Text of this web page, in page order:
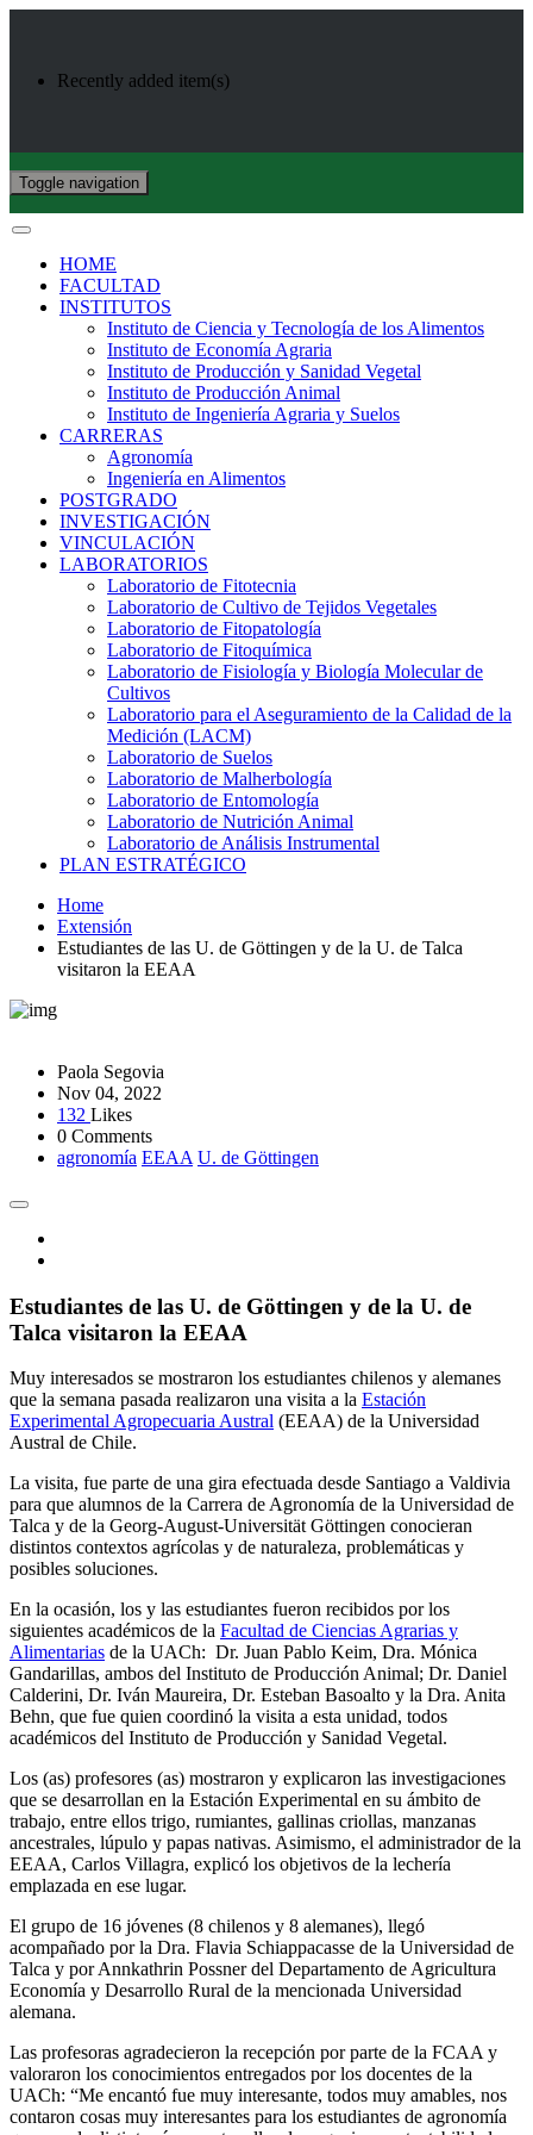
Recently added item(s)
Toggle navigation
HOME
FACULTAD
INSTITUTOS
Instituto de Ciencia y Tecnología de los Alimentos
Instituto de Economía Agraria
Instituto de Producción y Sanidad Vegetal
Instituto de Producción Animal
Instituto de Ingeniería Agraria y Suelos
CARRERAS
Agronomía
Ingeniería en Alimentos
POSTGRADO
INVESTIGACIÓN
VINCULACIÓN
LABORATORIOS
Laboratorio de Fitotecnia
Laboratorio de Cultivo de Tejidos Vegetales
Laboratorio de Fitopatología
Laboratorio de Fitoquímica
Laboratorio de Fisiología y Biología Molecular de
Cultivos
Laboratorio para el Aseguramiento de la Calidad de la
Medición (LACM)
Laboratorio de Suelos
Laboratorio de Malherbología
Laboratorio de Entomología
Laboratorio de Nutrición Animal
Laboratorio de Análisis Instrumental
PLAN ESTRATÉGICO
Home
Extensión
Estudiantes de las U. de Göttingen y de la U. de Talca
visitaron la EEAA
Paola Segovia
Nov 04, 2022
132 Likes
0 Comments
agronomía EEAA U. de Göttingen
Estudiantes de las U. de Göttingen y de la U. de
Talca visitaron la EEAA
Muy interesados se mostraron los estudiantes chilenos y alemanes
que la semana pasada realizaron una visita a la Estación
Experimental Agropecuaria Austral (EEAA) de la Universidad
Austral de Chile.
La visita, fue parte de una gira efectuada desde Santiago a Valdivia
para que alumnos de la Carrera de Agronomía de la Universidad de
Talca y de la Georg-August-Universität Göttingen conocieran
distintos contextos agrícolas y de naturaleza, problemáticas y
posibles soluciones.
En la ocasión, los y las estudiantes fueron recibidos por los
siguientes académicos de la Facultad de Ciencias Agrarias y
Alimentarias de la UACh: Dr. Juan Pablo Keim, Dra. Mónica
Gandarillas, ambos del Instituto de Producción Animal; Dr. Daniel
Calderini, Dr. Iván Maureira, Dr. Esteban Basoalto y la Dra. Anita
Behn, que fue quien coordinó la visita a esta unidad, todos
académicos del Instituto de Producción y Sanidad Vegetal.
Los (as) profesores (as) mostraron y explicaron las investigaciones
que se desarrollan en la Estación Experimental en su ámbito de
trabajo, entre ellos trigo, rumiantes, gallinas criollas, manzanas
ancestrales, lúpulo y papas nativas. Asimismo, el administrador de la
EEAA, Carlos Villagra, explicó los objetivos de la lechería
emplazada en ese lugar.
El grupo de 16 jóvenes (8 chilenos y 8 alemanes), llegó
acompañado por la Dra. Flavia Schiappacasse de la Universidad de
Talca y por Annkathrin Possner del Departamento de Agricultura
Economía y Desarrollo Rural de la mencionada Universidad
alemana.
Las profesoras agradecieron la recepción por parte de la FCAA y
valoraron los conocimientos entregados por los docentes de la
UACh: “Me encantó fue muy interesante, todos muy amables, nos
contaron cosas muy interesantes para los estudiantes de agronomía